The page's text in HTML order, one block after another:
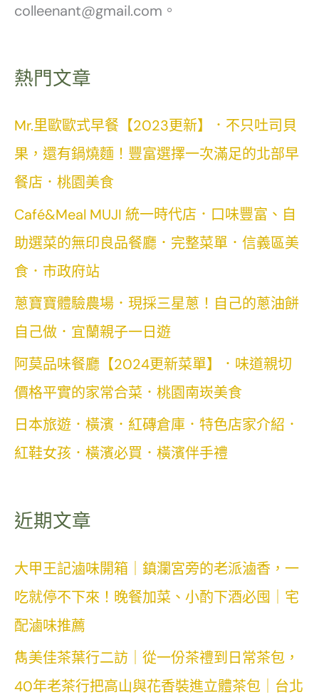
colleenant@gmail.com。
熱門文章
Mr.里歐歐式早餐【2023更新】．不只吐司貝
果，還有鍋燒麵！豐富選擇一次滿足的北部早
餐店．桃園美食
Café&Meal MUJI 統一時代店．口味豐富、自
助選菜的無印良品餐廳．完整菜單．信義區美
食．市政府站
蔥寶寶體驗農場．現採三星蔥！自己的蔥油餅
自己做．宜蘭親子一日遊
阿莫品味餐廳【2024更新菜單】．味道親切
價格平實的家常合菜．桃園南崁美食
日本旅遊．橫濱．紅磚倉庫．特色店家介紹．
紅鞋女孩．橫濱必買．橫濱伴手禮
近期文章
大甲王記滷味開箱｜鎮瀾宮旁的老派滷香，一
吃就停不下來！晚餐加菜、小酌下酒必囤｜宅
配滷味推薦
雋美佳茶葉行二訪｜從一份茶禮到日常茶包，
40年老茶行把高山與花香裝進立體茶包｜台北